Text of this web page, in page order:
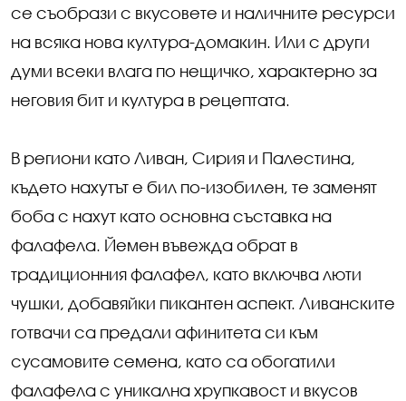
се съобрази с вкусовете и наличните ресурси
на всяка нова култура-домакин. Или с други
думи всеки влага по нещичко, характерно за
неговия бит и култура в рецептата.
В региони като Ливан, Сирия и Палестина,
където нахутът е бил по-изобилен, те заменят
боба с нахут като основна съставка на
фалафела. Йемен въвежда обрат в
традиционния фалафел, като включва люти
чушки, добавяйки пикантен аспект. Ливанските
готвачи са предали афинитета си към
сусамовите семена, като са обогатили
фалафела с уникална хрупкавост и вкусов